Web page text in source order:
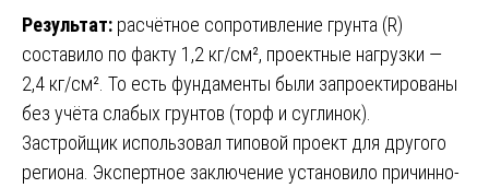
Результат: расчётное сопротивление грунта (R)
составило по факту 1,2 кг/см², проектные нагрузки —
2,4 кг/см². То есть фундаменты были запроектированы
без учёта слабых грунтов (торф и суглинок).
Застройщик использовал типовой проект для другого
региона. Экспертное заключение установило причинно-